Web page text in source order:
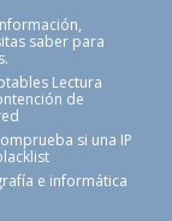
saber para
Lectura
de
si una IP
e informática